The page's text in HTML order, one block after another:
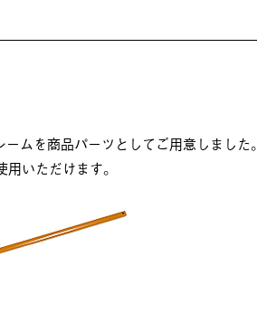
ムを商品パーツとしてご用意しました。
いただけます。